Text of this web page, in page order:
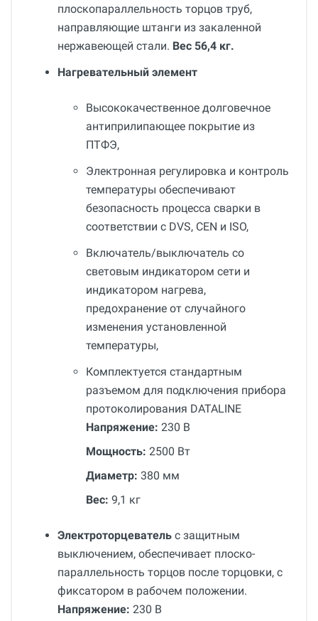
плоскопараллельность торцов труб,
направляющие штанги из закаленной
нержавеющей стали. Вес 56,4 кг.
Нагревательный элемент
Высококачественное долговечное
антиприлипающее покрытие из
ПТФЭ,
Электронная регулировка и контроль
температуры обеспечивают
безопасность процесса сварки в
соответствии с DVS, CEN и ISO,
Включатель/выключатель со
световым индикатором сети и
индикатором нагрева,
предохранение от случайного
изменения установленной
температуры,
Комплектуется стандартным
разъемом для подключения прибора
протоколирования DATALINE
Напряжение: 230 В
Мощность: 2500 Вт
Диаметр: 380 мм
Вес: 9,1 кг
Электроторцеватель с защитным
выключением, обеспечивает плоско-
параллельность торцов после торцовки, с
фиксатором в рабочем положении.
Напряжение: 230 В